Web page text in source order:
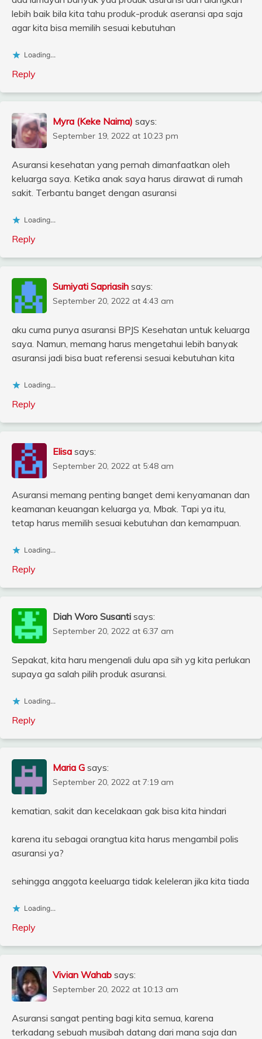
lebih baik bila kita tahu produk-produk aseransi apa saja
agar kita bisa memilih sesuai kebutuhan
Loading...
Reply
Myra (Keke Naima) says:
September 19, 2022 at 10:23 pm
Asuransi kesehatan yang pernah dimanfaatkan oleh
keluarga saya. Ketika anak saya harus dirawat di rumah
sakit. Terbantu banget dengan asuransi
Loading...
Reply
Sumiyati Sapriasih says:
September 20, 2022 at 4:43 am
aku cuma punya asuransi BPJS Kesehatan untuk keluarga
saya. Namun, memang harus mengetahui lebih banyak
asuransi jadi bisa buat referensi sesuai kebutuhan kita
Loading...
Reply
Elisa says:
September 20, 2022 at 5:48 am
Asuransi memang penting banget demi kenyamanan dan
keamanan keuangan keluarga ya, Mbak. Tapi ya itu,
tetap harus memilih sesuai kebutuhan dan kemampuan.
Loading...
Reply
Diah Woro Susanti says:
September 20, 2022 at 6:37 am
Sepakat, kita haru mengenali dulu apa sih yg kita perlukan
supaya ga salah pilih produk asuransi.
Loading...
Reply
Maria G says:
September 20, 2022 at 7:19 am
kematian, sakit dan kecelakaan gak bisa kita hindari
karena itu sebagai orangtua kita harus mengambil polis
asuransi ya?
sehingga anggota keeluarga tidak keleleran jika kita tiada
Loading...
Reply
Vivian Wahab says:
September 20, 2022 at 10:13 am
Asuransi sangat penting bagi kita semua, karena
terkadang sebuah musibah datang dari mana saja dan